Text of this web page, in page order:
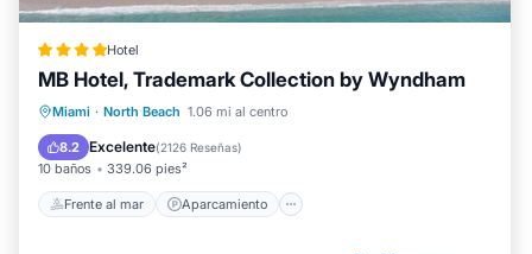
Hotel
MB Hotel, Trademark Collection by Wyndham
Miami · North Beach 1.06 mi al centro
8.2 Excelente(2126 Reseñas)
10 baños 339.06 pies²
Frente al mar Aparcamiento
Frente al mar Aparcamiento
Vista al mar